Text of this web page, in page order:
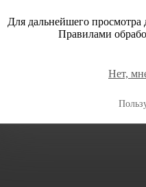
Для дальнейшего просмотра
Правилами
Нет,